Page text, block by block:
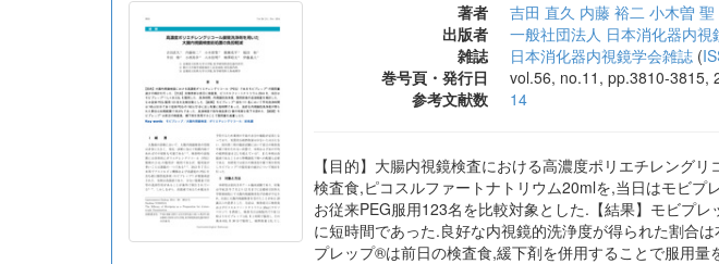
著者 吉田 直久 内藤 裕二 小木曽 聖
出版者
一般社団法人 日本消化器内視
雑誌
日本消化器内視鏡学会雑誌 (
巻号頁・発行日
vol.56, no.11, pp.3810-3815,
参考文献数
14
【目的】大腸内視鏡検査における高濃度ポリエチレング
検査食,ピコスルファートナトリウム20mlを,当日はモビ
お従来PEG服用123名を比較対象とした.【結果】モビプ
に短時間であった.良好な内視鏡的洗浄度が得られた割合
プレップ®は前日の検査食,緩下剤を併用することで服用量